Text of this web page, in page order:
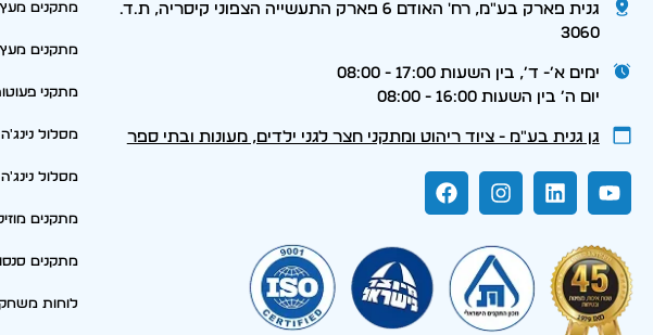
גנית פארק בע"מ, רח' האודם 6 פארק התעשייה הצפוני קיסריה, ת.ד.
3060
ימים א׳- ד׳, בין השעות 17:00 - 08:00
יום ה׳ בין השעות 16:00 - 08:00
גן גנית בע״מ - ציוד ריהוט ומתקני חצר לגני ילדים, מעונות ובתי ספר
מתקנים
מתקנים מעץ
מתקני
מסלול נינג'ה
מסלול נינג'ה
מתקנים
מתקנים
לוחות